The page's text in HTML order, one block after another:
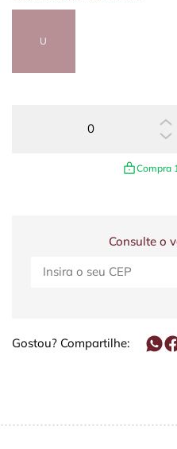
U
Compra
Consulte o
Gostou? Compartilhe: